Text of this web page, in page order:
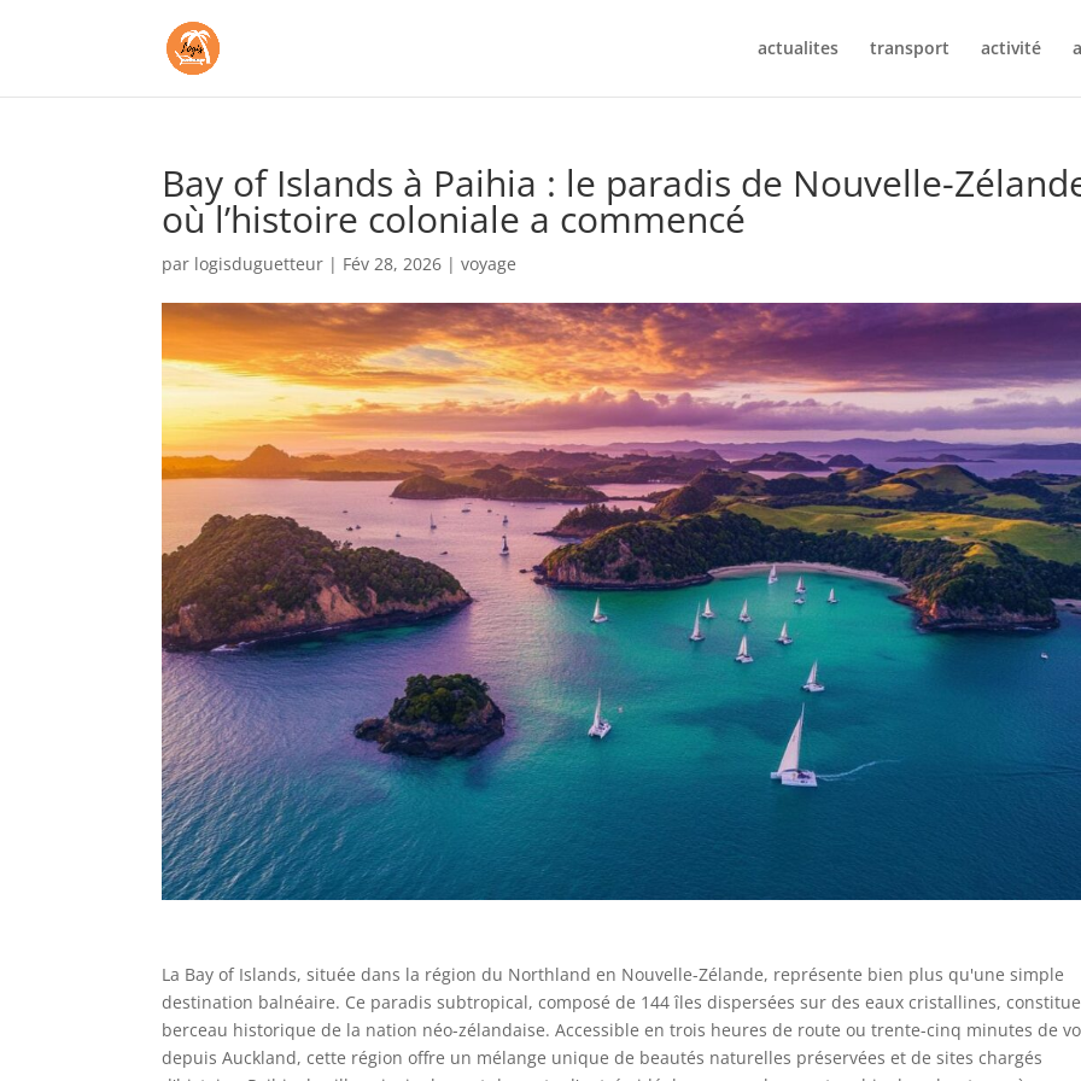
actualites transport activité
Bay of Islands à Paihia : le paradis de Nouvelle-
où l’histoire coloniale a commencé
par logisduguetteur | Fév 28, 2026 |voyage
La Bay of Islands, située dans la région du Northland en Nouvelle-Zélande, représente bien plus qu'une simple
destination balnéaire. Ce paradis subtropical, composé de 144 îles dispersées sur des eaux cristallines,
berceau historique de la nation néo-zélandaise. Accessible en trois heures de route ou trente-cinq minutes de
depuis Auckland, cette région offre un mélange unique de beautés naturelles préservées et de sites chargés